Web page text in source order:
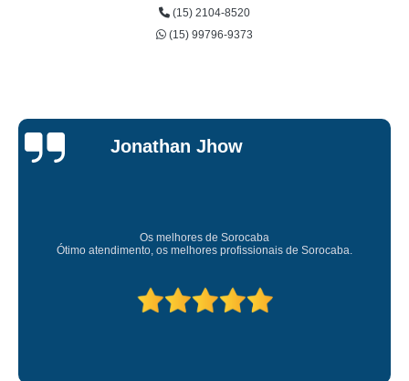
(15) 2104-8520
(15) 99796-9373
Jonathan Jhow
Os melhores de Sorocaba
Ótimo atendimento, os melhores profissionais de Sorocaba.